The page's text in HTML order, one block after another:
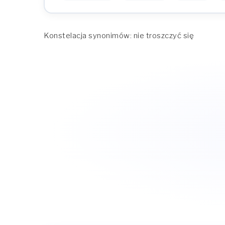
Konstelacja synonimów: nie troszczyć się